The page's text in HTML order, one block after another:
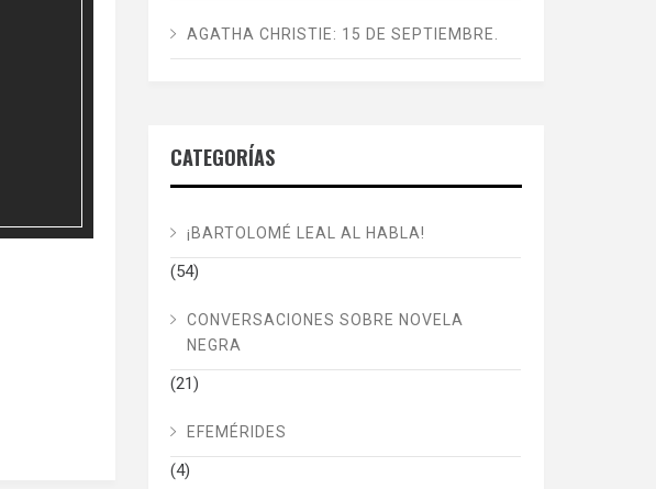
AGATHA CHRISTIE: 15 DE SEPTIEMBRE.
CATEGORÍAS
¡BARTOLOMÉ LEAL AL HABLA!
(54)
CONVERSACIONES SOBRE NOVELA
NEGRA
(21)
EFEMÉRIDES
(4)